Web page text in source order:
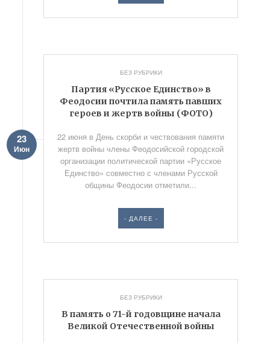
БЕЗ РУБРИКИ
Партия «Русское Единство» в
Феодосии почтила память павших
героев и жертв войны (ФОТО)
23
Июн
22 июня в День скорби и чествования памяти
жертв войны члены Феодосийской городской
организации политической партии «Русское
Единство» совместно с членами Русской
общины Феодосии отметили...
- ДАЛЕЕ -
БЕЗ РУБРИКИ
В память о 71-й годовщине начала
Великой Отечественной войны